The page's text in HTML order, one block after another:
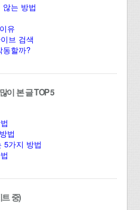
는 방법
유
브 검색
동할까?
이 본 글 TOP 5
법
5가지 방법
중)